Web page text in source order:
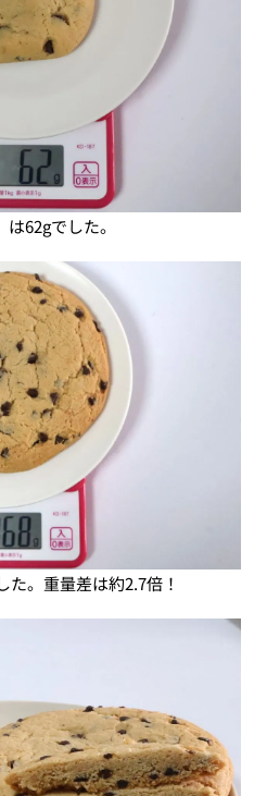
62gでした。
た。重量差は約2.7倍！